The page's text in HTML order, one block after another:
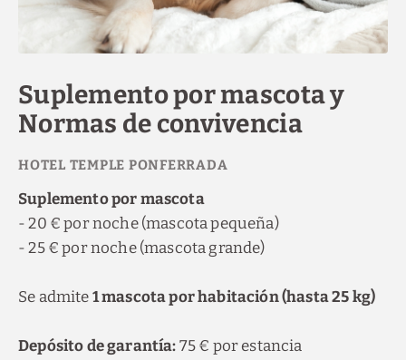
Suplemento por mascota y
Normas de convivencia
Suplemento por mascota
- 20 € por noche (mascota pequeña)
- 25 € por noche (mascota grande)
Se admite1 mascota por habitación (hasta 25 kg)
Depósito de garantía:75 € por estancia